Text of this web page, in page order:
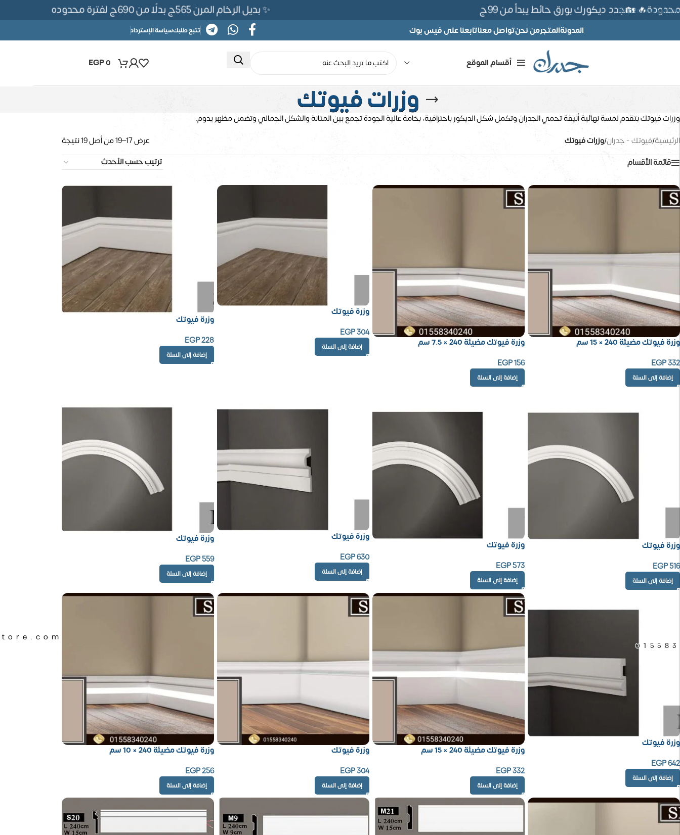
Skip to navigation
Skip to main content
✨ بديل الرخام المرن 565ج بدلًا من 690ج لفترة محدوده 🏡جدد ديكورك بورق حائط يبدأ من 99ج
المدونةالمتجرمن نحنتواصل معناتابعنا على فيس بوك تتبع طلبكسياسة الإسترداد
أقسام الموقع EGP0
وزرات فيوتك
وزرات فيوتك بتقدم لمسة نهائية أنيقة تحمي الجدران وتكمل شكل الديكور باحترافية، بخامة عالية الجودة تجمع بين المتانة والشكل الجمالي وتضمن مظهر يدوم.
الرئيسية/فيوتك - جدران/وزرات فيوتك
عرض 17–19 من أصل 19 نتيجة
قائمة الأقسام
وزرة فيوتك مضيئة 240 × 15 سم
EGP332
إضافة إلى السلة
وزرة فيوتك مضيئة 240 × 7.5 سم
EGP156
إضافة إلى السلة
وزرة فيوتك
EGP304
إضافة إلى السلة
وزرة فيوتك
EGP228
إضافة إلى السلة
وزرة فيوتك
EGP516
إضافة إلى السلة
وزرة فيوتك
EGP573
إضافة إلى السلة
وزرة فيوتك
EGP630
إضافة إلى السلة
وزرة فيوتك
EGP559
إضافة إلى السلة
وزرة فيوتك
EGP642
إضافة إلى السلة
وزرة فيوتك مضيئة 240 × 15 سم
EGP332
إضافة إلى السلة
وزرة فيوتك
EGP304
إضافة إلى السلة
وزرة فيوتك مضيئة 240 × 10 سم
EGP256
إضافة إلى السلة